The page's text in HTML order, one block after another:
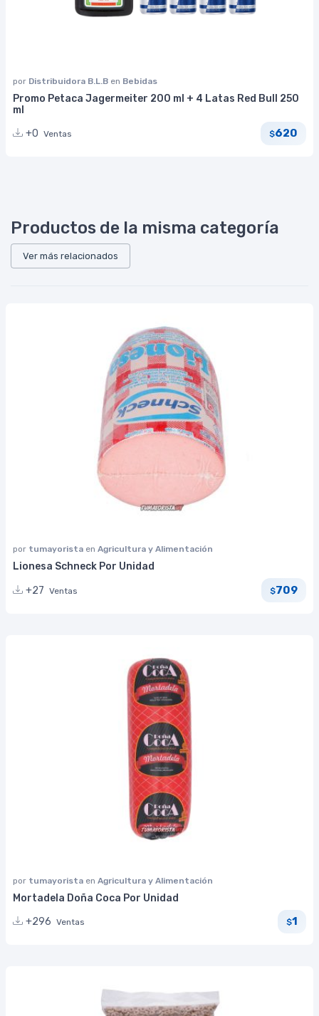
por Distribuidora B.L.B en Bebidas
Promo Petaca Jagermeiter 200 ml + 4 Latas Red Bull 250
ml
+0 Ventas $620
Productos de la misma categoría
Ver más relacionados
por tumayorista en Agricultura y Alimentación
Lionesa Schneck Por Unidad
+27 Ventas $709
por tumayorista en Agricultura y Alimentación
Mortadela Doña Coca Por Unidad
+296 Ventas $1